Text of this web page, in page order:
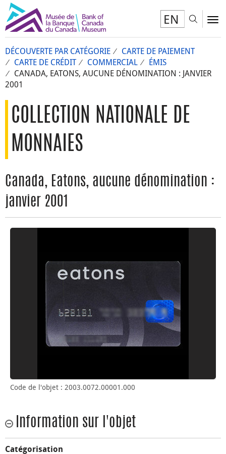
EN
DÉCOUVERTE PAR CATÉGORIE
CARTE DE PAIEMENT
CARTE DE CRÉDIT
COMMERCIAL
ÉMIS
CANADA, EATONS, AUCUNE DÉNOMINATION : JANVIER
2001
COLLECTION NATIONALE DE
MONNAIES
Canada, Eatons, aucune dénomination :
janvier 2001
Code de l'objet : 2003.0072.00001.000
Information sur l'objet
Catégorisation